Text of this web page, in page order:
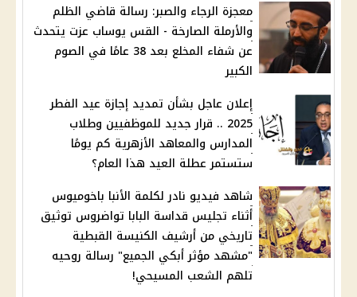
معجزة الرجاء والصبر: رسالة قاضي الظلم
والأرملة الصارخة - القس يوساب عزت يتحدث
عن شفاء المخلع بعد 38 عامًا في الصوم
الكبير
إعلان عاجل بشأن تمديد إجازة عيد الفطر
2025 .. قرار جديد للموظفيين وطلاب
المدارس والمعاهد الأزهرية كم يومًا
ستستمر عطلة العيد هذا العام؟
شاهد فيديو نادر لكلمة الأنبا باخوميوس
أثناء تجليس قداسة البابا تواضروس توثيق
تاريخي من أرشيف الكنيسة القبطية
"مشهد مؤثر أبكي الجميع" رسالة روحيه
تلهم الشعب المسيحي!